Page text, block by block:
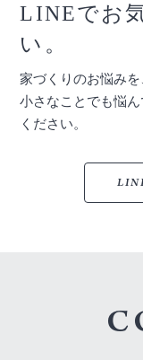
LINEでお
い。
家づくりのお悩み
小さなことでも悩
ください。